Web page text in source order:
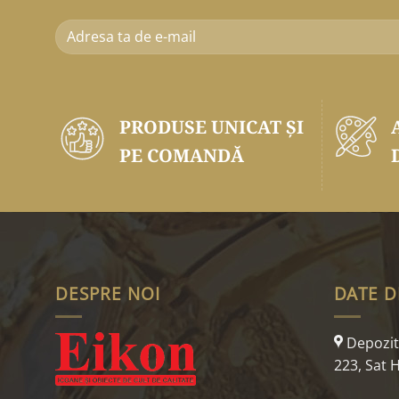
PRODUSE UNICAT ŞI
PE COMANDĂ
DESPRE NOI DATE
223, Sat